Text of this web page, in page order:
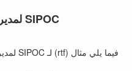
SIPOC لمدير سلسلة التوريد
فيما يلي مثال (rtf) لـ SIPOC لمدير سلسلة التوريد.